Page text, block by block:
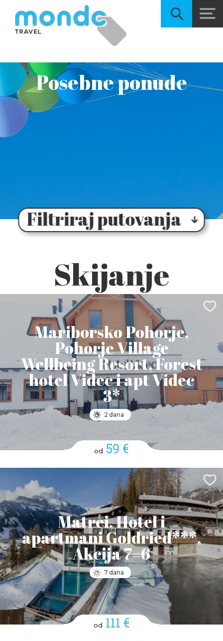
Posebne ponude
Filtriraj putovanja
Skijanje
Mariborsko Pohorje,
Pohorje Village
Wellbeing Resort, Forest
hotel Videc i apt Videc
3*
2 dana
od 59 €
Matrei, Hotel i
apartmani Goldried***,
Akcija 7=6
7 dana
od 111 €